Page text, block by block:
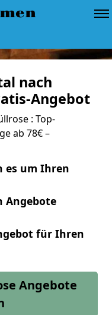
nach
Angebot
: Top-
ab 78€ –
es um Ihren
Angebote
für Ihren
Angebote